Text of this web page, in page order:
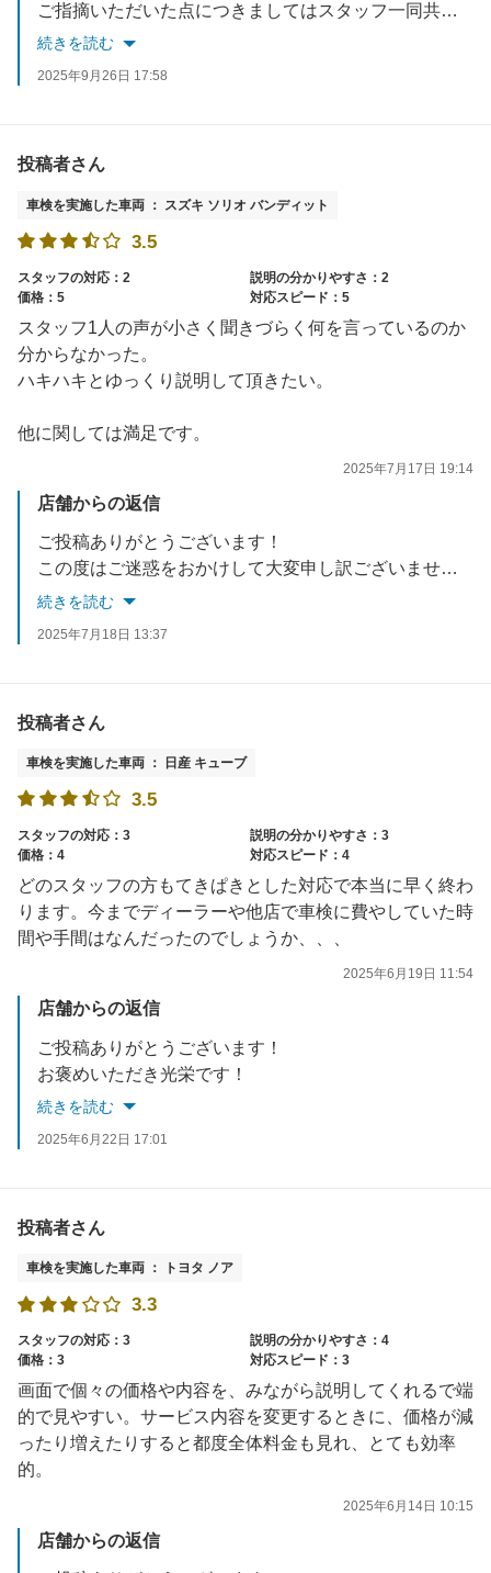
ご指摘いただいた点につきましてはスタッフ一同共有させていただき、声の大きさ・速さ・高さなど今一度改善させていただきます。
ご迷惑をお掛けして大変申し訳ございませんでした。
続きを読む
2025年9月26日 17:58
投稿者さん
車検を実施した車両 ： スズキ ソリオ バンディット
3.5
スタッフの対応：2
説明の分かりやすさ：2
価格：5
対応スピード：5
スタッフ1人の声が小さく聞きづらく何を言っているのか
分からなかった。
ハキハキとゆっくり説明して頂きたい。
他に関しては満足です。
2025年7月17日 19:14
店舗からの返信
ご投稿ありがとうございます！
この度はご迷惑をおかけして大変申し訳ございません。
当該スタッフはもちろん、店内スタッフ一同で改めて社内研修を行い、共有して改善させていただきます。
続きを読む
2025年7月18日 13:37
投稿者さん
車検を実施した車両 ： 日産 キューブ
3.5
スタッフの対応：3
説明の分かりやすさ：3
価格：4
対応スピード：4
どのスタッフの方もてきぱきとした対応で本当に早く終わ
ります。今までディーラーや他店で車検に費やしていた時
間や手間はなんだったのでしょうか、、、
2025年6月19日 11:54
店舗からの返信
ご投稿ありがとうございます！
お褒めいただき光栄です！
是非次回の車検もご利用下さい！
続きを読む
2025年6月22日 17:01
投稿者さん
車検を実施した車両 ： トヨタ ノア
3.3
スタッフの対応：3
説明の分かりやすさ：4
価格：3
対応スピード：3
画面で個々の価格や内容を、みながら説明してくれるで端
的で見やすい。サービス内容を変更するときに、価格が減
ったり増えたりすると都度全体料金も見れ、とても効率
的。
2025年6月14日 10:15
店舗からの返信